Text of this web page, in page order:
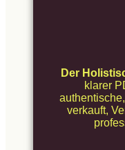
Der
klarer
verkauft,